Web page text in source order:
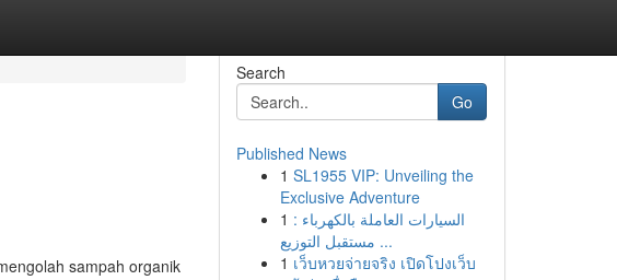
sampah organik
Search
Go
Published News
1 SL1955 VIP: Unveiling the
Exclusive Adventure
1 السيارات العاملة بالكهرباء :
مستقبل التوزيع ...
1 เว็บหวยจ่ายจริง เปิดโปงเว็บ